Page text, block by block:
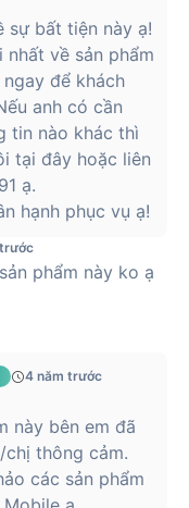
bật các tính năng
LG cung cấp cho
Bạn có thể tăng
nhau, đem lại hiệu
hợp với từng thể loại
pin rất đáng tin cậy.
người dùng 6 giờ
sạc đi kèm, người
âm thanh đỉnh cao
nghe.
sạc nhanh. Bạn
phút sạc, giúp bạn
hiện tại, LG TONE
sự bất tiện này ạ!
về sản phẩm
để khách
anh có cần
tin nào khác thì
tại đây hoặc liên
ạ.
hạnh phục vụ ạ!
phẩm này ko ạ
4 năm trước
này bên em đã
chị thông cảm.
các sản phẩm